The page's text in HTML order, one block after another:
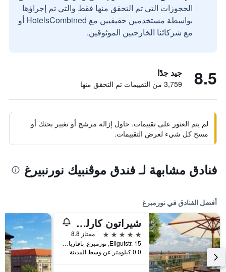
الحجوزات التي تم التحقق منها فقط والتي تم إجراؤها
بواسطة مستخدمين حقيقيين مع HotelsCombined أو
مع شركائنا الخارجيين الموثوقين.
8.5 جيد جدًا
3,759 من التقييمات تم التحقق منها
لم يتم العثور على تقييمات. حاول إزالة مرشح أو تغيير بحثك أو
مسح كل شيء لعرض التقييمات.
فنادق مشابهة لـ فندق موڤنبيك نورنبيرغ
أفضل الفنادق في نورمبرغ
شيراتون كارلتون نورنبيرغ
5 نجوم
ممتاز 8.8
Eilgutstr. 15, نورمبرغ, بافاريا, ألمانيا
0.0 كيلومتر عن وسط المدينة